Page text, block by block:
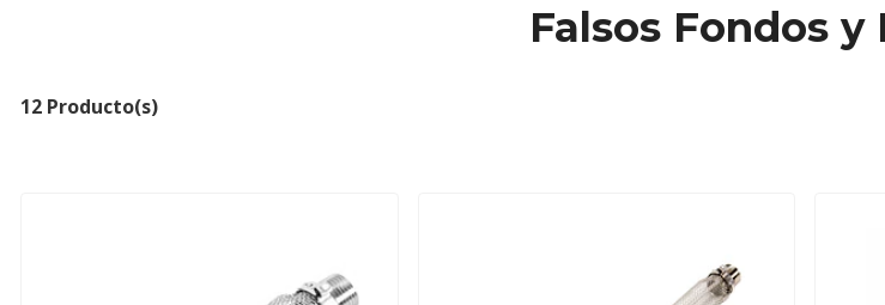
Falsos Fondos y
12 Producto(s)